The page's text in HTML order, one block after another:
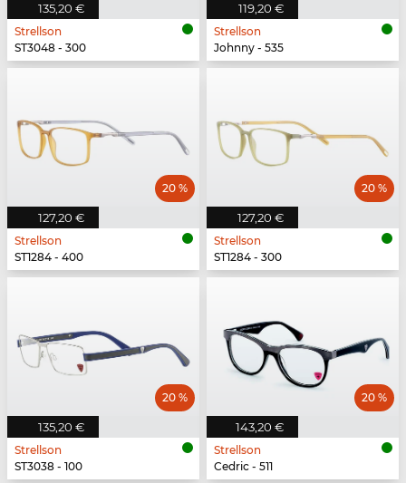
135,20 €
Strellson
ST3048 - 300
119,20 €
Strellson
Johnny - 535
127,20 €
20 %
Strellson
ST1284 - 400
127,20 €
20 %
Strellson
ST1284 - 300
135,20 €
20 %
Strellson
ST3038 - 100
143,20 €
20 %
Strellson
Cedric - 511